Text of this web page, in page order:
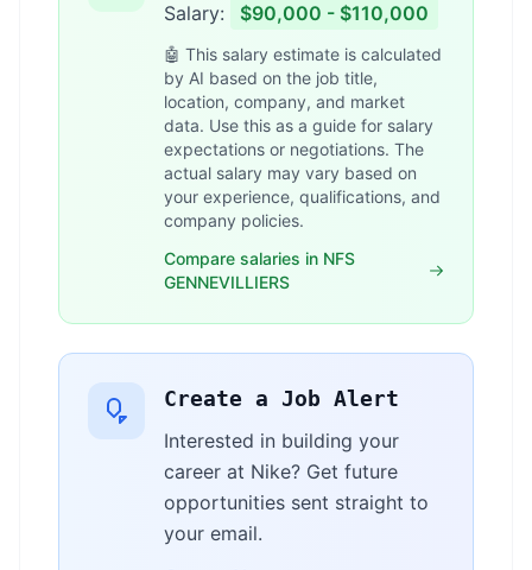
Salary: $90,000 - $110,000
🤖 This salary estimate is calculated
by AI based on the job title,
location, company, and market
data. Use this as a guide for salary
expectations or negotiations. The
actual salary may vary based on
your experience, qualifications, and
company policies.
Compare salaries in NFS
GENNEVILLIERS
Create a Job Alert
Interested in building your
career at Nike? Get future
opportunities sent straight to
your email.